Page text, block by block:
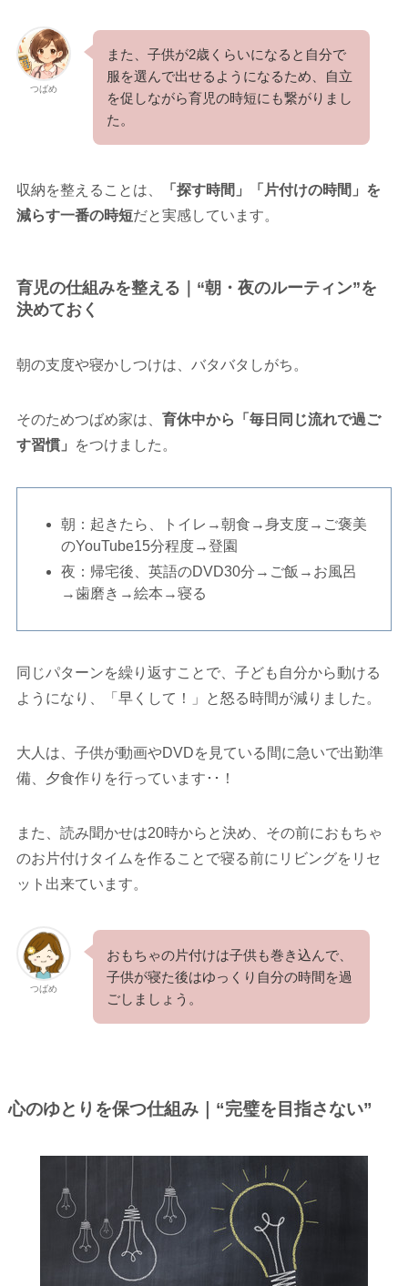
つばめ
また、子供が2歳くらいになると自分で
服を選んで出せるようになるため、自立
を促しながら育児の時短にも繋がりまし
た。
収納を整えることは、
「探す時間」「片付けの時間」を
減らす一番の時短だと実感しています。
育児の仕組みを整える｜“朝・夜のルーティン”を
決めておく
朝の支度や寝かしつけは、バタバタしがち。
そのためつばめ家は、 育休中から「毎日同じ流れで過ご
す習慣」
をつけました。
朝：起きたら、トイレ→朝食→身支度→ご褒美
のYouTube15分程度→登園
夜：帰宅後、英語のDVD30分→ご飯→お風呂
→歯磨き→絵本→寝る
同じパターンを繰り返すことで、子ども自分から動ける
ようになり、「早くして！」と怒る時間が減りました。
大人は、子供が動画やDVDを見ている間に急いで出勤準
備、夕食作りを行っています･･！
また、読み聞かせは20時からと決め、その前におもちゃ
のお片付けタイムを作ることで寝る前にリビングをリセ
ット出来ています。
つばめ
おもちゃの片付けは子供も巻き込んで、
子供が寝た後はゆっくり自分の時間を過
ごしましょう。
心のゆとりを保つ仕組み｜“完璧を目指さない”